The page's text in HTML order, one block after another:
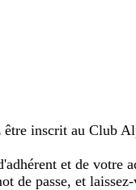
inscrit au Club
et de votre
de passe, et